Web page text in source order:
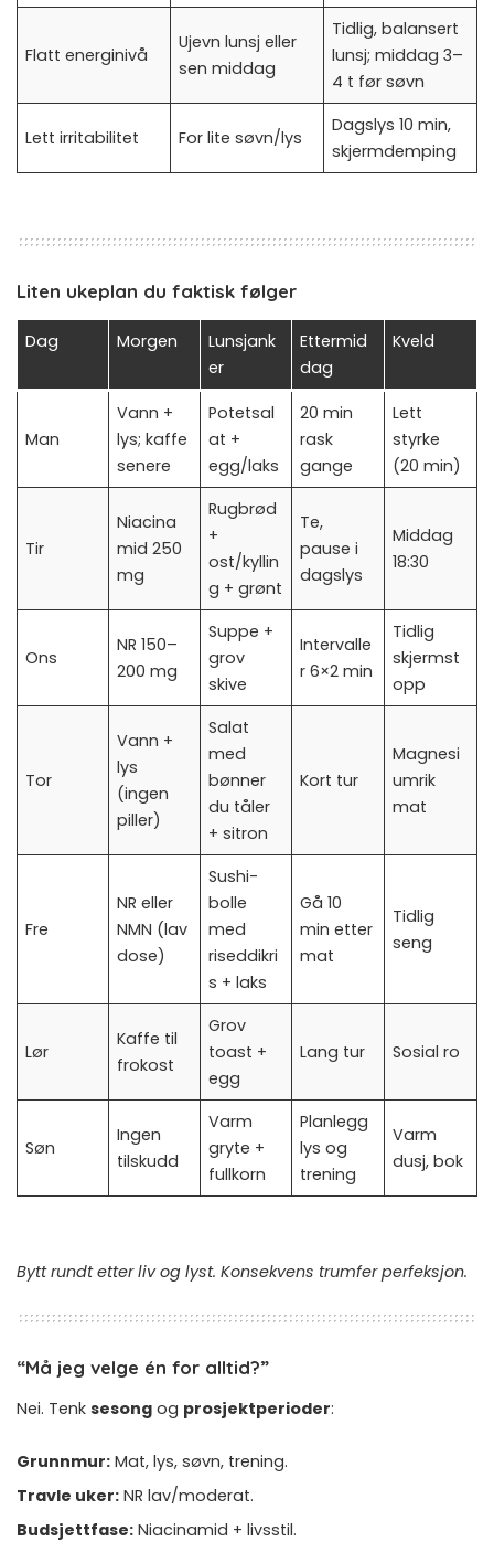
Flatt energinivå
Ujevn lunsj eller
sen middag
Tidlig, balansert
lunsj; middag 3–
4 t før søvn
Lett irritabilitet For lite søvn/lys
Dagslys 10 min,
skjermdemping
Liten ukeplan du faktisk følger
Dag Morgen
Lunsjank
er
Ettermid
dag
Kveld
Man
Vann +
lys; kaffe
senere
Potetsal
at +
egg/laks
20 min
rask
gange
Lett
styrke
(20 min)
Tir
Niacina
mid 250
mg
Rugbrød
+
ost/kyllin
g + grønt
Te,
pause i
dagslys
Middag
18:30
Ons
NR 150–
200 mg
Suppe +
grov
skive
Intervalle
r 6×2 min
Tidlig
skjermst
opp
Tor
Vann +
lys
(ingen
piller)
Salat
med
bønner
du tåler
+ sitron
Kort tur
Magnesi
umrik
mat
Fre
NR eller
NMN (lav
dose)
Sushi-
bolle
med
riseddikri
s + laks
Gå 10
min etter
mat
Tidlig
seng
Lør
Kaffe til
frokost
Grov
toast +
egg
Lang tur Sosial ro
Søn
Ingen
tilskudd
Varm
gryte +
fullkorn
Planlegg
lys og
trening
Varm
dusj, bok
Bytt rundt etter liv og lyst. Konsekvens trumfer perfeksjon.
“Må jeg velge én for alltid?”
Nei. Tenk sesong og prosjektperioder:
Grunnmur: Mat, lys, søvn, trening.
Travle uker: NR lav/moderat.
Budsjettfase: Niacinamid + livsstil.